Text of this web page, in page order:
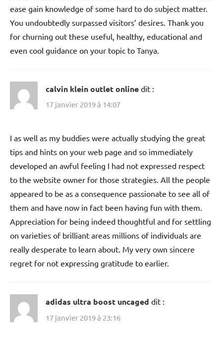
ease gain knowledge of some hard to do subject matter.
You undoubtedly surpassed visitors’ desires. Thank you
for churning out these useful, healthy, educational and
even cool guidance on your topic to Tanya.
calvin klein outlet online dit :
17 janvier 2019 à 14:07
I as well as my buddies were actually studying the great
tips and hints on your web page and so immediately
developed an awful feeling I had not expressed respect
to the website owner for those strategies. All the people
appeared to be as a consequence passionate to see all of
them and have now in fact been having fun with them.
Appreciation for being indeed thoughtful and for settling
on varieties of brilliant areas millions of individuals are
really desperate to learn about. My very own sincere
regret for not expressing gratitude to earlier.
adidas ultra boost uncaged dit :
17 janvier 2019 à 23:16